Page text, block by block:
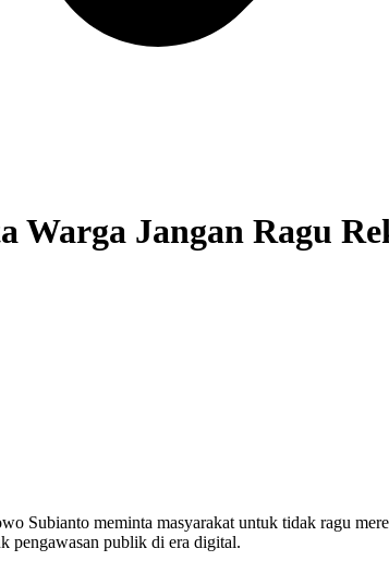
Warga Jangan Ragu
Subianto meminta masyarakat untuk tidak ragu
pengawasan publik di era digital.